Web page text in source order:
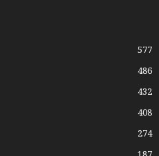
577
486
432
408
274